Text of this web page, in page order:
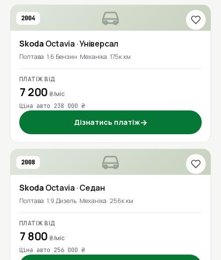
2004
Skoda Octavia · Універсал
Полтава 1.6 Бензин Механіка 175к км
ПЛАТІЖ ВІД
7 200₴/міс
Ціна авто 238 000 ₴
Дізнатись платіж→
2008
Skoda Octavia · Седан
Полтава 1.9 Дизель Механіка 256к км
ПЛАТІЖ ВІД
7 800₴/міс
Ціна авто 256 000 ₴